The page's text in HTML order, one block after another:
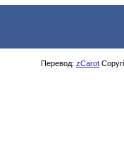
Перевод: zCarot